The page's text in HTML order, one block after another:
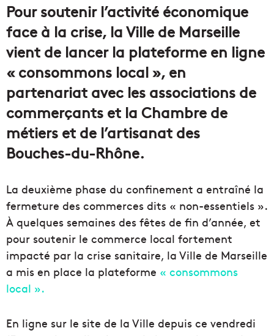
Pour soutenir l’activité économique
face à la crise, la Ville de Marseille
vient de lancer la plateforme en ligne
« consommons local », en
partenariat avec les associations de
commerçants et la Chambre de
métiers et de l’artisanat des
Bouches-du-Rhône.
La deuxième phase du confinement a entraîné la
fermeture des commerces dits « non-essentiels ».
À quelques semaines des fêtes de fin d’année, et
pour soutenir le commerce local fortement
impacté par la crise sanitaire, la Ville de Marseille
a mis en place la plateforme « consommons
local ».
En ligne sur le site de la Ville depuis ce vendredi